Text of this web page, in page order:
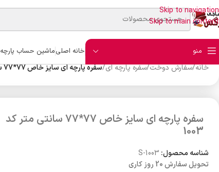
Skip to navigation
Skip to main content
منو خانه اصلیماشین حساب پارچه
خانه/سفارش دوخت/سفره پارچه ای/سفره پارچه ای سایز خاص 77*77 سانتی متر کد 1003
سفره پارچه ای سایز خاص 77*77 سانتی متر کد
1003
شناسه محصول: S-1003
تحویل سفارش 20 روز کاری